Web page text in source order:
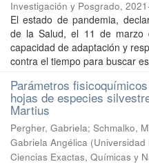
Investigación y Posgrado,
El estado de pandemia,
de la Salud, el 11 de
capacidad de adaptación y
contra el tiempo para buscar
Parámetros
hojas de especies
Martius
Pergher, Gabriela; Schmalko,
Gabriela Angélica (Universidad
Ciencias Exactas, Químicas y